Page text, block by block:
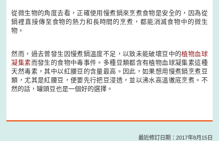
從微生物的角度去看，正確使用慢煮鍋來烹煮食物是安全的，因為從
鍋裡直接傳至食物的熱力和長時間的烹煮，都能消滅食物中的微生
物。
然而，過去曾發生因慢煮鍋溫度不足，以致未能破壞豆中的植物血球
凝集素而發生的食物中毒事件。多種豆類都含有植物血球凝集素這種
天然毒素，其中以紅腰豆的含量最高。因此，如果想用慢煮鍋烹煮豆
類，尤其是紅腰豆，便要先行把豆浸透，並以沸水高溫徹底烹煮。不
然的話，罐頭豆也是一個好的選擇。
最近修訂日期：2017年8月15日